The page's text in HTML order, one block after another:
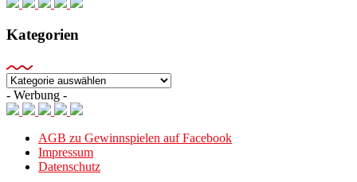
Kategorien
Kategorien
- Werbung -
AGB zu Gewinnspielen auf Facebook
Impressum
Datenschutz